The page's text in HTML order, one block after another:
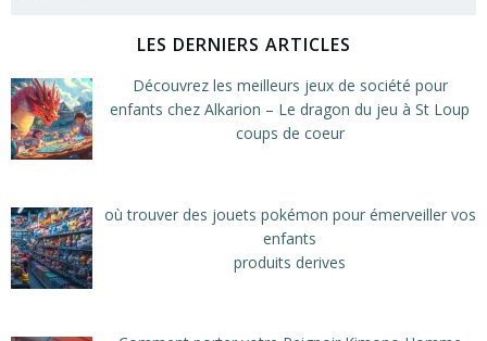
LES DERNIERS ARTICLES
Découvrez les meilleurs jeux de société pour
enfants chez Alkarion – Le dragon du jeu à St Loup
coups de coeur
où trouver des jouets pokémon pour émerveiller vos
enfants
produits derives